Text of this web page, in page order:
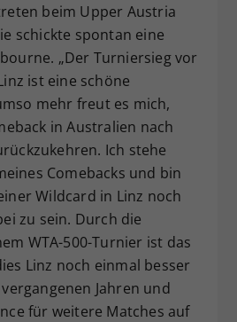
beim Upper Austria
schickte spontan eine
„Der Turniersieg vor
ist eine schöne
mehr freut es mich,
in Australien nach
Ich stehe
Comebacks und bin
Wildcard in Linz noch
zu sein. Durch die
WTA-500-Turnier ist das
Linz noch einmal besser
Jahren und
für weitere Matches auf